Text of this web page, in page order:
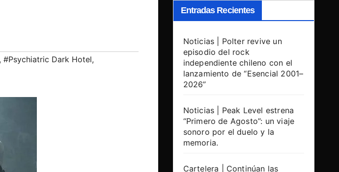
, #Psychiatric Dark Hotel,
Entradas Recientes
Noticias | Polter revive un
episodio del rock
independiente chileno con el
lanzamiento de “Esencial 2001–
2026”
Noticias | Peak Level estrena
“Primero de Agosto”: un viaje
sonoro por el duelo y la
memoria.
Cartelera | Continúan las